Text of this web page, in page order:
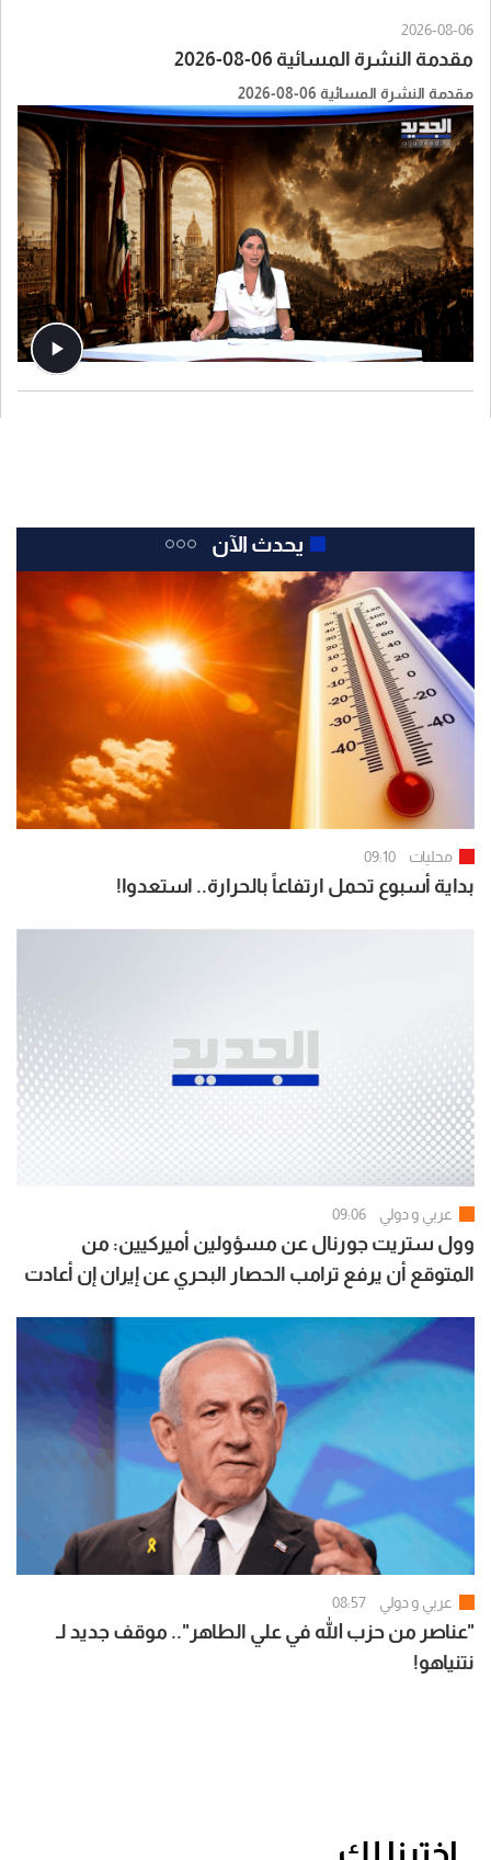
2026-08-06
مقدمة النشرة المسائية 06-08-2026
مقدمة النشرة المسائية 06-08-2026
يحدث الآن
محليات 09:10
بداية أسبوع تحمل ارتفاعاً بالحرارة.. استعدوا!
عربي و دولي 09:06
وول ستريت جورنال عن مسؤولين أميركيين: من
المتوقع أن يرفع ترامب الحصار البحري عن إيران إن أعادت
عربي و دولي 08:57
"عناصر من حزب الله في علي الطاهر".. موقف جديد لـ
نتنياهو!